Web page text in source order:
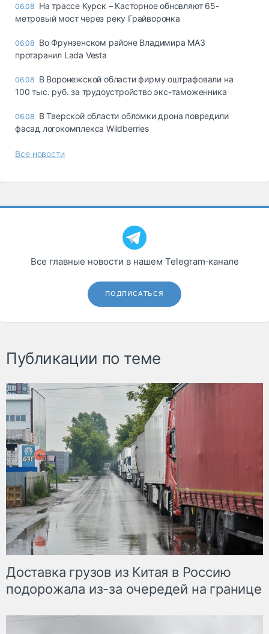
06.08 На трассе Курск – Касторное обновляют 65-
метровый мост через реку Грайворонка
06.08 Во Фрунзенском районе Владимира МАЗ
протаранил Lada Vesta
06.08 В Воронежской области фирму оштрафовали на
100 тыс. руб. за трудоустройство экс-таможенника
06.08 В Тверской области обломки дрона повредили
фасад логокомплекса Wildberries
Все новости
Все главные новости в нашем Telegram‑канале
ПОДПИСАТЬСЯ
Публикации по теме
Доставка грузов из Китая в Россию
подорожала из-за очередей на границе